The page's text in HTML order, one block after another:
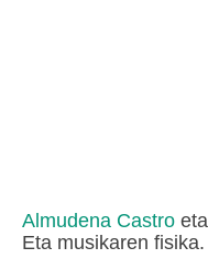
Almudena Castro eta
Eta musikaren fisika.